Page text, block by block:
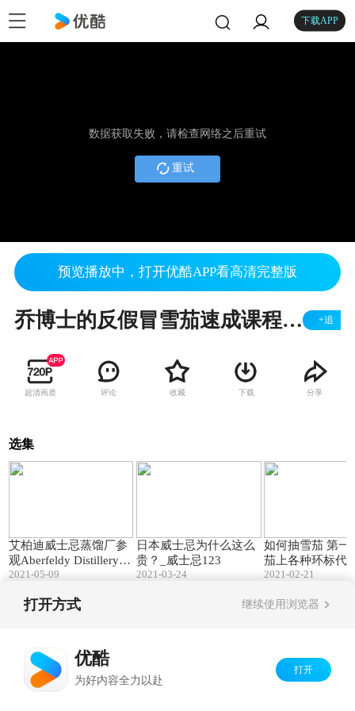
下载APP
数据获取失败，请检查网络之后重试
重试
预览播放中，打开优酷APP看高清完整版
乔博士的反假冒雪茄速成课程第7部分 -假烟标（腰带）古中雪茄翻译 +追
超清画质 评论 收藏 下载 分享
选集
艾柏迪威士忌蒸馏厂参
观Aberfeldy Distillery Vi
sit -威士忌123
2021-05-09
日本威士忌为什么这么
贵？_威士忌123
2021-03-24
如何抽雪茄 第一
茄上各种环标代
义（古中雪茄采
2021-02-21
打开方式 继续使用浏览器
优酷
为好内容全力以赴
打开